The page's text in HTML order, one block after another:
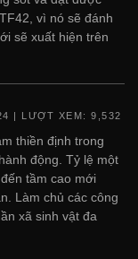
vì nó sẽ đánh
sẽ xuất hiện trên
| LƯỢT XEM: 9,532
thiền định trong
động. Tỷ lệ một
tầm cao mới
Làm chủ các công
xã sinh vật đa